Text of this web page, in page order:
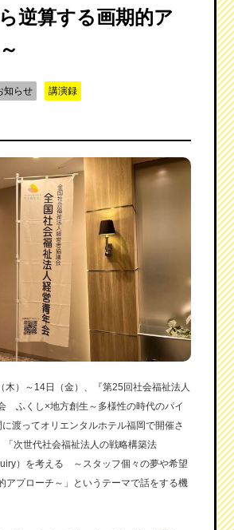
逆算する画期的ア
知らせ 講演録
）～14日（金）、
『第25回社会福祉法人
ふくし×地方創生～多様性の時代のパイ
渡ってオリエンタルホテル福岡で開催さ
「次世代社会福祉法人の戦略構築法
）を考える ～スタッフ個々の夢や希望
アプローチ～」
というテーマで話をする機